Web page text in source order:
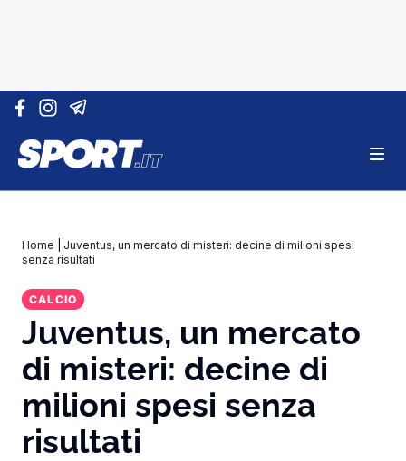
Vai al contenuto
Home
Juventus, un mercato di misteri: decine di milioni spesi
senza risultati
CALCIO
Juventus, un mercato
di misteri: decine di
milioni spesi senza
risultati